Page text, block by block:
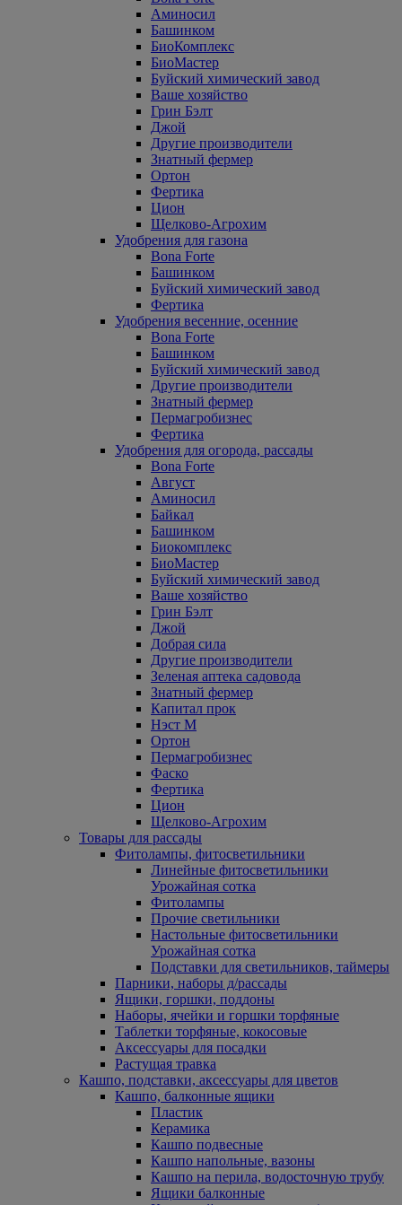
Аминосил
Башинком
БиоКомплекс
БиоМастер
Буйский химический завод
Ваше хозяйство
Грин Бэлт
Джой
Другие производители
Знатный фермер
Ортон
Фертика
Цион
Щелково-Агрохим
Удобрения для газона
Bona Forte
Башинком
Буйский химический завод
Фертика
Удобрения весенние, осенние
Bona Forte
Башинком
Буйский химический завод
Другие производители
Знатный фермер
Пермагробизнес
Фертика
Удобрения для огорода, рассады
Bona Forte
Август
Аминосил
Байкал
Башинком
Биокомплекс
БиоМастер
Буйский химический завод
Ваше хозяйство
Грин Бэлт
Джой
Добрая сила
Другие производители
Зеленая аптека садовода
Знатный фермер
Капитал прок
Нэст М
Ортон
Пермагробизнес
Фаско
Фертика
Цион
Щелково-Агрохим
Товары для рассады
Фитолампы, фитосветильники
Линейные фитосветильники
Урожайная сотка
Фитолампы
Прочие светильники
Настольные фитосветильники
Урожайная сотка
Подставки для светильников, таймеры
Парники, наборы д/рассады
Ящики, горшки, поддоны
Наборы, ячейки и горшки торфяные
Таблетки торфяные, кокосовые
Аксессуары для посадки
Растущая травка
Кашпо, подставки, аксессуары для цветов
Кашпо, балконные ящики
Пластик
Керамика
Кашпо подвесные
Кашпо напольные, вазоны
Кашпо на перила, водосточную трубу
Ящики балконные